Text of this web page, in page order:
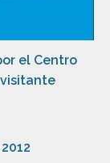
el Centro